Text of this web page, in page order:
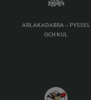
ARLAKADABRA – PYSSEL
OCH KUL